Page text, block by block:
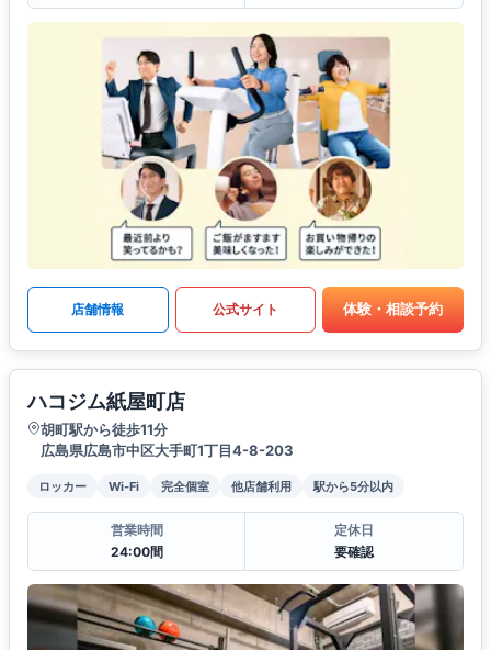
店舗情報 公式サイト 体験・相談予約
ハコジム紙屋町店
胡町駅から徒歩11分
広島県広島市中区大手町1丁目4-8-203
ロッカー Wi-Fi 完全個室 他店舗利用 駅から5分以内
営業時間
24:00間
定休日
要確認